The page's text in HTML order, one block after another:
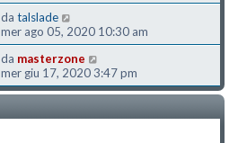
da talslade
mer ago 05, 2020 10:30 am
da masterzone
mer giu 17, 2020 3:47 pm